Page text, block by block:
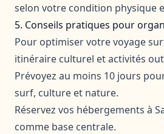
selon votre condition physique
5. Conseils pratiques pour
Pour optimiser votre voyage
itinéraire culturel et activités
Prévoyez au moins 10 jours
surf, culture et nature.
Réservez vos hébergements à
comme base centrale.